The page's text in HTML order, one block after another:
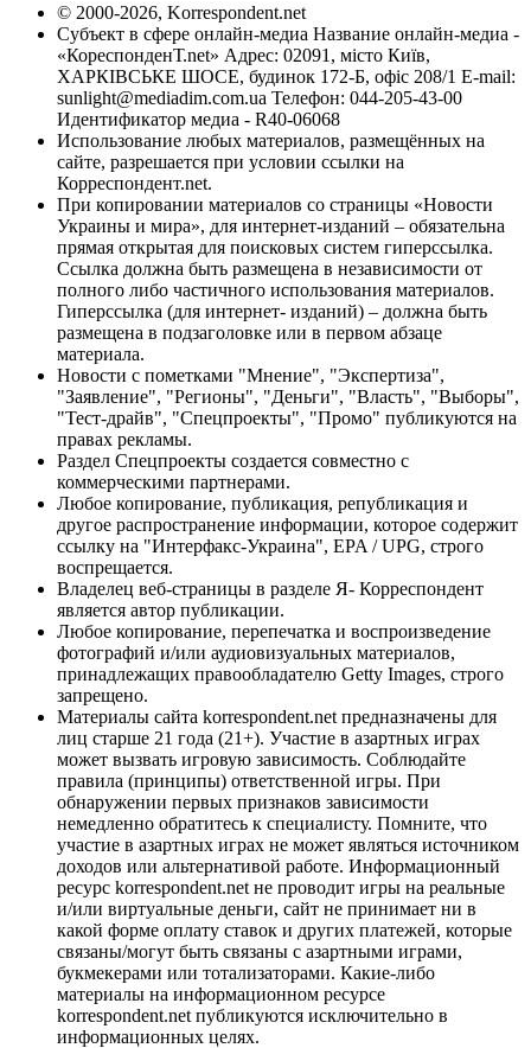
© 2000-2026, Korrespondent.net
Субъект в сфере онлайн-медиа Название онлайн-медиа -
«КореспонденТ.net» Адрес: 02091, місто Київ,
ХАРКІВСЬКЕ ШОСЕ, будинок 172-Б, офіс 208/1 E-mail:
sunlight@mediadim.com.ua Телефон: 044-205-43-00
Идентификатор медиа - R40-06068
Использование любых материалов, размещённых на
сайте, разрешается при условии ссылки на
Корреспондент.net.
При копировании материалов со страницы «Новости
Украины и мира», для интернет-изданий – обязательна
прямая открытая для поисковых систем гиперссылка.
Ссылка должна быть размещена в независимости от
полного либо частичного использования материалов.
Гиперссылка (для интернет- изданий) – должна быть
размещена в подзаголовке или в первом абзаце
материала.
Новости с пометками "Мнение", "Экспертиза",
"Заявление", "Регионы", "Деньги", "Власть", "Выборы",
"Тест-драйв", "Спецпроекты", "Промо" публикуются на
правах рекламы.
Раздел Спецпроекты создается совместно с
коммерческими партнерами.
Любое копирование, публикация, републикация и
другое распространение информации, которое содержит
ссылку на "Интерфакс-Украина", EPA / UPG, строго
воспрещается.
Владелец веб-страницы в разделе Я- Корреспондент
является автор публикации.
Любое копирование, перепечатка и воспроизведение
фотографий и/или аудиовизуальных материалов,
принадлежащих правообладателю Getty Images, строго
запрещено.
Материалы сайта korrespondent.net предназначены для
лиц старше 21 года (21+). Участие в азартных играх
может вызвать игровую зависимость. Соблюдайте
правила (принципы) ответственной игры. При
обнаружении первых признаков зависимости
немедленно обратитесь к специалисту. Помните, что
участие в азартных играх не может являться источником
доходов или альтернативой работе. Информационный
ресурс korrespondent.net не проводит игры на реальные
и/или виртуальные деньги, сайт не принимает ни в
какой форме оплату ставок и других платежей, которые
связаны/могут быть связаны с азартными играми,
букмекерами или тотализаторами. Какие-либо
материалы на информационном ресурсе
korrespondent.net публикуются исключительно в
информационных целях.